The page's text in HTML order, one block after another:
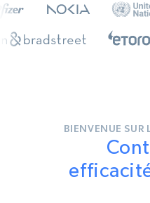
BIENVENUE SUR